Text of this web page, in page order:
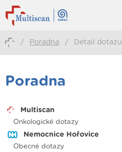
/ Poradna / Detail dotazu
Poradna
Multiscan
Onkologické dotazy
Nemocnice Hořovice
Obecné dotazy